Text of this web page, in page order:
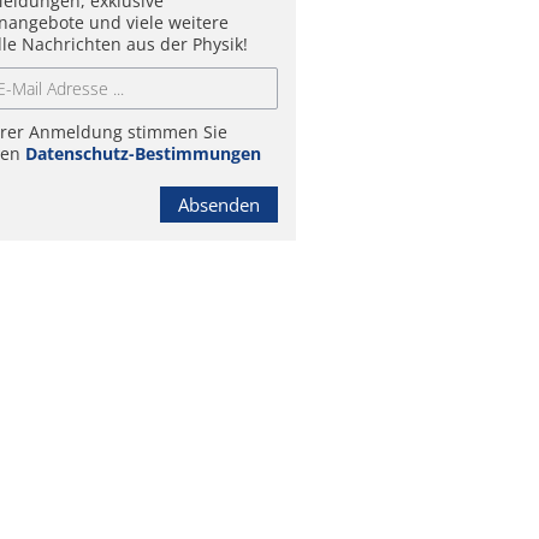
und viele weitere
Nachrichten aus der Physik!
Anmeldung stimmen Sie
Datenschutz-Bestimmungen
Absenden